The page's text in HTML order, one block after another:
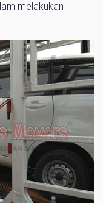
melakukan